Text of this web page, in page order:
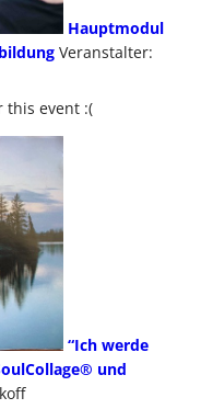
Hauptmodul
Veranstalter:
this event :(
“Ich werde
und